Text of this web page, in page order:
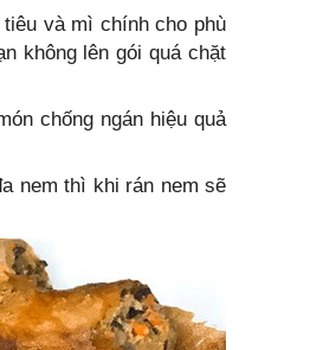
và mì chính cho phù
không lên gói quá chặt
chống ngán hiệu quả
nem thì khi rán nem sẽ